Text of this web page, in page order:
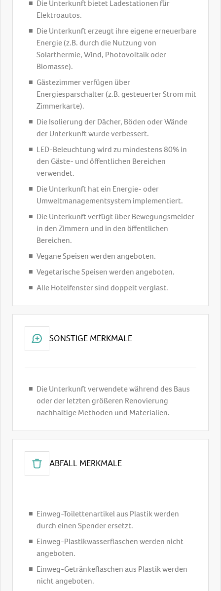
Die Unterkunft bietet Ladestationen für
Elektroautos.
Die Unterkunft erzeugt ihre eigene erneuerbare
Energie (z.B. durch die Nutzung von
Solarthermie, Wind, Photovoltaik oder
Biomasse).
Gästezimmer verfügen über
Energiesparschalter (z.B. gesteuerter Strom mit
Zimmerkarte).
Die Isolierung der Dächer, Böden oder Wände
der Unterkunft wurde verbessert.
LED-Beleuchtung wird zu mindestens 80% in
den Gäste- und öffentlichen Bereichen
verwendet.
Die Unterkunft hat ein Energie- oder
Umweltmanagementsystem implementiert.
Die Unterkunft verfügt über Bewegungsmelder
in den Zimmern und in den öffentlichen
Bereichen.
Vegane Speisen werden angeboten.
Vegetarische Speisen werden angeboten.
Alle Hotelfenster sind doppelt verglast.
SONSTIGE MERKMALE
Die Unterkunft verwendete während des Baus
oder der letzten größeren Renovierung
nachhaltige Methoden und Materialien.
ABFALL MERKMALE
Einweg-Toilettenartikel aus Plastik werden
durch einen Spender ersetzt.
Einweg-Plastikwasserflaschen werden nicht
angeboten.
Einweg-Getränkeflaschen aus Plastik werden
nicht angeboten.